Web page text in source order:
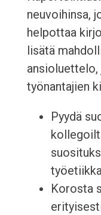
neuvoihinsa,
helpottaa
lisätä
työnantajien
Pyydä
Korosta